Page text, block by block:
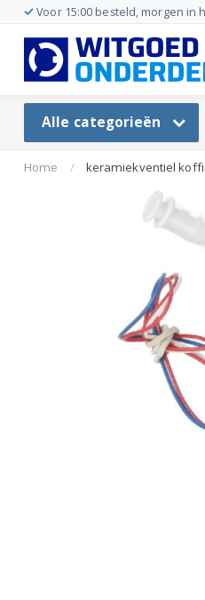
Voor 15:00 besteld, morgen in
Alle categorieën
Home / keramiekventiel